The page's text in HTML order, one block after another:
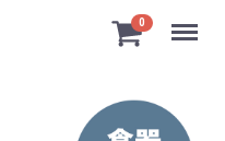
0 Menu